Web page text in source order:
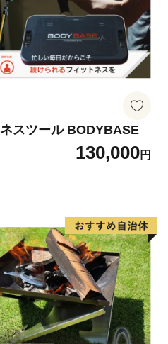
スツール BODYBASE
130,000円